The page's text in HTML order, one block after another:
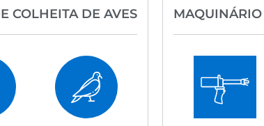
COLHEITA DE AVES MAQUINÁRIO